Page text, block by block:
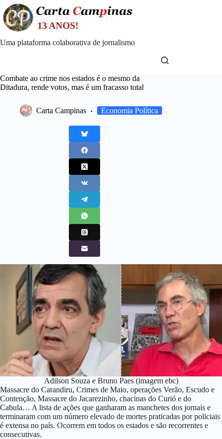
Skip
to
content
Uma plataforma colaborativa de jornalismo
Combate ao crime nos estados é o mesmo da
Ditadura, rende votos, mas é um fracasso total
Carta Campinas Economia Política
Adilson Souza e Bruno Paes (imagem ebc)
Massacre do Carandiru, Crimes de Maio, operações Verão, Escudo e
Contenção, Massacre do Jacarezinho, chacinas do Curió e do
Cabula… A lista de ações que ganharam as manchetes dos jornais e
terminaram com um número elevado de mortes praticadas por policiais
é extensa no país. Ocorrem em todos os estados e são recorrentes e
consecutivas.